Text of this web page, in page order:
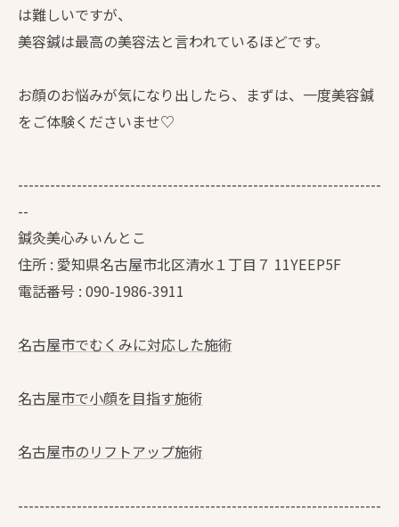
は難しいですが、
美容鍼は最高の美容法と言われているほどです。
お顔のお悩みが気になり出したら、まずは、一度美容鍼
をご体験くださいませ♡
--------------------------------------------------------------------
--
鍼灸美心みぃんとこ
住所 : 愛知県名古屋市北区清水１丁目７ 11YEEP5F
電話番号 : 090-1986-3911
名古屋市でむくみに対応した施術
名古屋市で小顔を目指す施術
名古屋市のリフトアップ施術
--------------------------------------------------------------------